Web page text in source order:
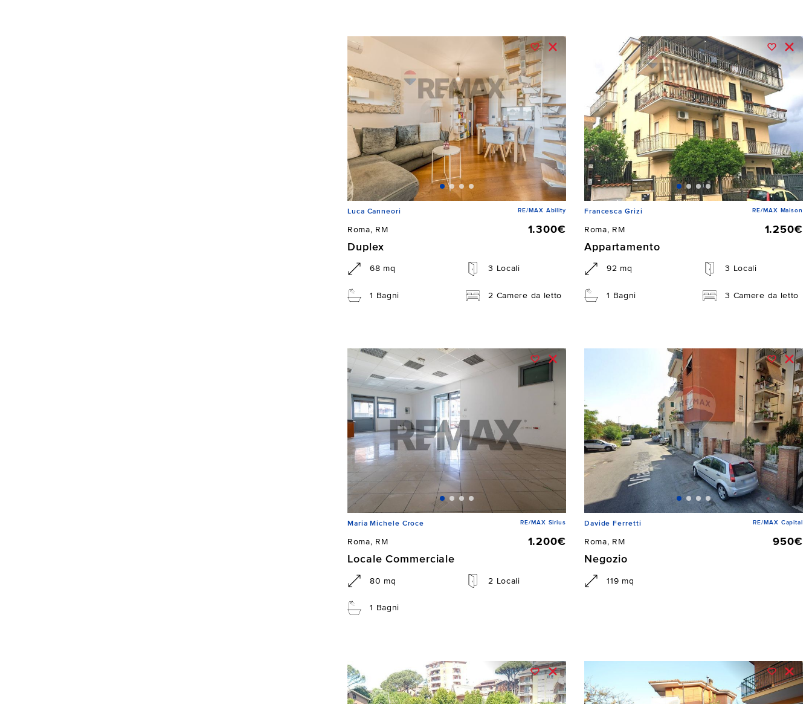
Luca Canneori RE/MAX Ability
Roma, RM
1.300€
Duplex
68 mq 3 Locali
1 Bagni 2 Camere da letto
Francesca Grizi RE/MAX Maison
Roma, RM
1.250€
Appartamento
92 mq 3 Locali
1 Bagni 3 Camere da letto
Maria Michele Croce RE/MAX Sirius
Roma, RM
1.200€
Locale Commerciale
80 mq 2 Locali
1 Bagni
Davide Ferretti RE/MAX Capital
Roma, RM
950€
Negozio
119 mq